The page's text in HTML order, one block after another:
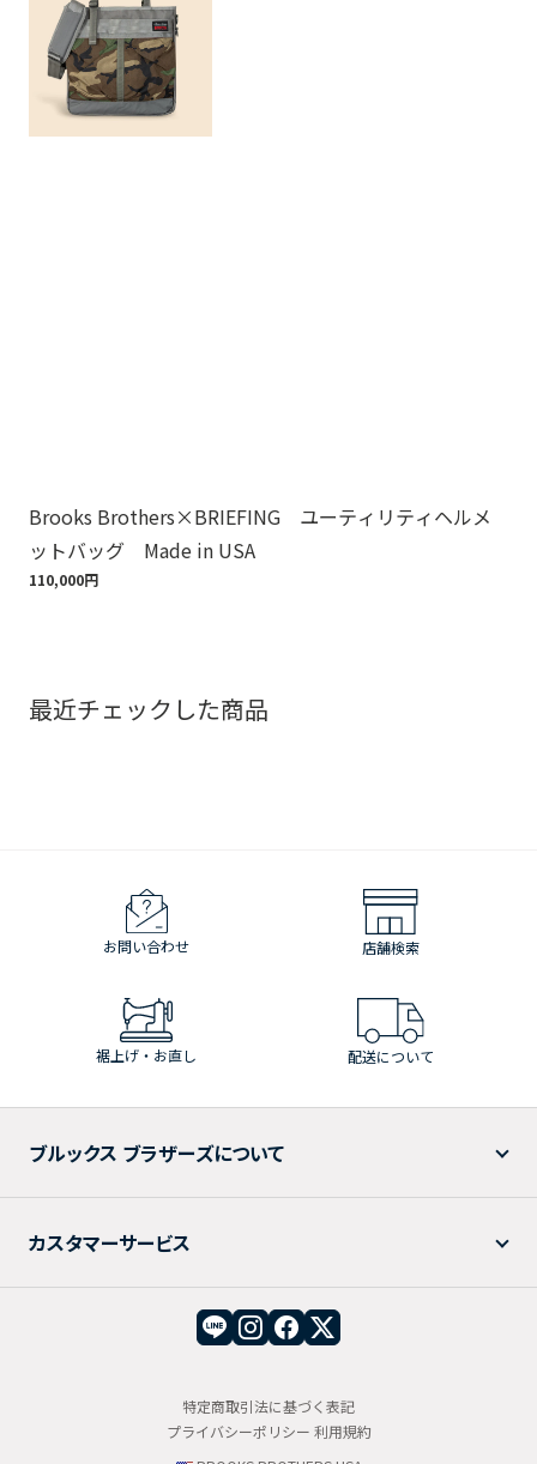
Brooks Brothers×BRIEFING ユーティリティヘルメ
ットバッグ Made in USA
110,000円
最近チェックした商品
お問い合わせ 店舗検索
裾上げ・お直し 配送について
ブルックス ブラザーズについて
カスタマーサービス
特定商取引法に基づく表記
プライバシーポリシー 利用規約